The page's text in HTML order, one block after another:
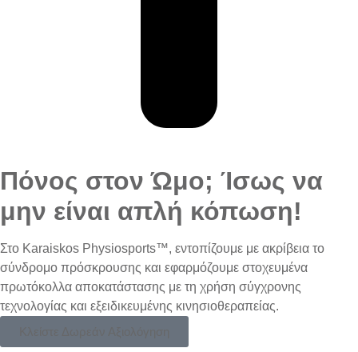
Πόνος στον Ώμο; Ίσως να
μην είναι απλή κόπωση!
Στο Karaiskos Physiosports™, εντοπίζουμε με ακρίβεια το
σύνδρομο πρόσκρουσης και εφαρμόζουμε στοχευμένα
πρωτόκολλα αποκατάστασης με τη χρήση σύγχρονης
τεχνολογίας και εξειδικευμένης κινησιοθεραπείας.